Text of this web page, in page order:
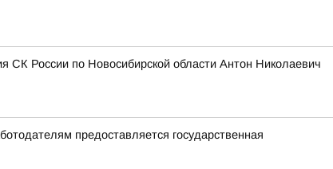
СК России по Новосибирской области Антон Николаевич
предоставляется государственная